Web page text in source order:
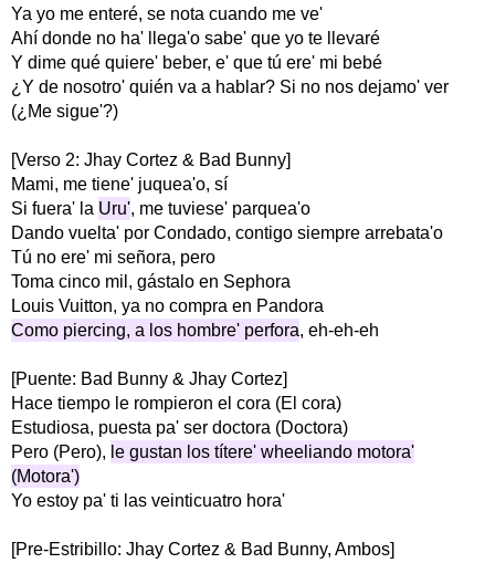
Ya yo me enteré, se nota cuando me ve'
Ahí donde no ha' llega'o sabe' que yo te llevaré
Y dime qué quiere' beber, e' que tú ere' mi bebé
¿Y de nosotro' quién va a hablar? Si no nos dejamo' ver
(¿Me sigue'?)
[Verso 2: Jhay Cortez & Bad Bunny]
Mami, me tiene' juquea'o, sí
Si fuera' la Uru', me tuviese' parquea'o
Dando vuelta' por Condado, contigo siempre arrebata'o
Tú no ere' mi señora, pero
Toma cinco mil, gástalo en Sephora
Louis Vuitton, ya no compra en Pandora
Como piercing, a los hombre' perfora, eh-eh-eh
[Puente: Bad Bunny & Jhay Cortez]
Hace tiempo le rompieron el cora (El cora)
Estudiosa, puesta pa' ser doctora (Doctora)
Pero (Pero), le gustan los títere' wheeliando motora'
(Motora')
Yo estoy pa' ti las veinticuatro hora'
[Pre-Estribillo: Jhay Cortez & Bad Bunny, Ambos]